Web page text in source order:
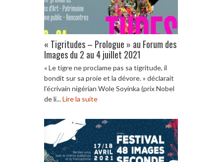
« Tigritudes – Prologue » au Forum des
Images du 2 au 4 juillet 2021
« Le tigre ne proclame pas sa tigritude, il
bondit sur sa proie et la dévore. » déclarait
l’écrivain nigérian Wole Soyinka (prix Nobel
de li...Lire la suite